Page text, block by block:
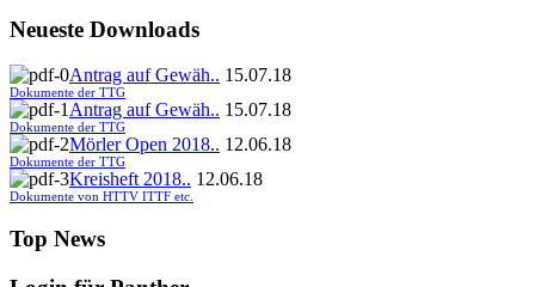
Neueste Downloads
Antrag auf Gewäh.. 15.07.18
Dokumente der TTG
Antrag auf Gewäh.. 15.07.18
Dokumente der TTG
Mörler Open 2018.. 12.06.18
Dokumente der TTG
Kreisheft 2018.. 12.06.18
Dokumente von HTTV ITTF etc.
Top News